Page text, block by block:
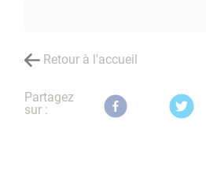
Retour à l'accueil
Partagez
sur :